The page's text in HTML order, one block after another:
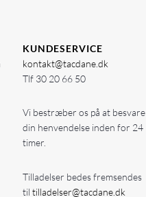
KUNDESERVICE
kontakt@tacdane.dk
Tlf 30 20 66 50
Vi bestræber os på at besvare
din henvendelse inden for 24
timer.
Tilladelser bedes fremsendes
til tilladelser@tacdane.dk